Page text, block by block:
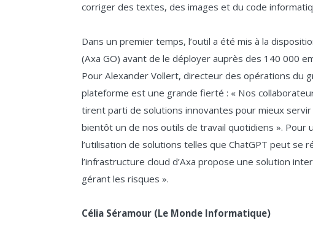
corriger des textes, des images et du code
Dans un premier temps, l’outil a été mis à la
(Axa GO) avant de le déployer auprès des 140 000
Pour Alexander Vollert, directeur des opérations du
plateforme est une grande fierté : « Nos
tirent parti de solutions innovantes pour mieux servir
bientôt un de nos outils de travail quotidiens ». Pour
l’utilisation de solutions telles que ChatGPT peut se
l’infrastructure cloud d’Axa propose une solution
gérant les risques ».
Célia Séramour (Le Monde Informatique)